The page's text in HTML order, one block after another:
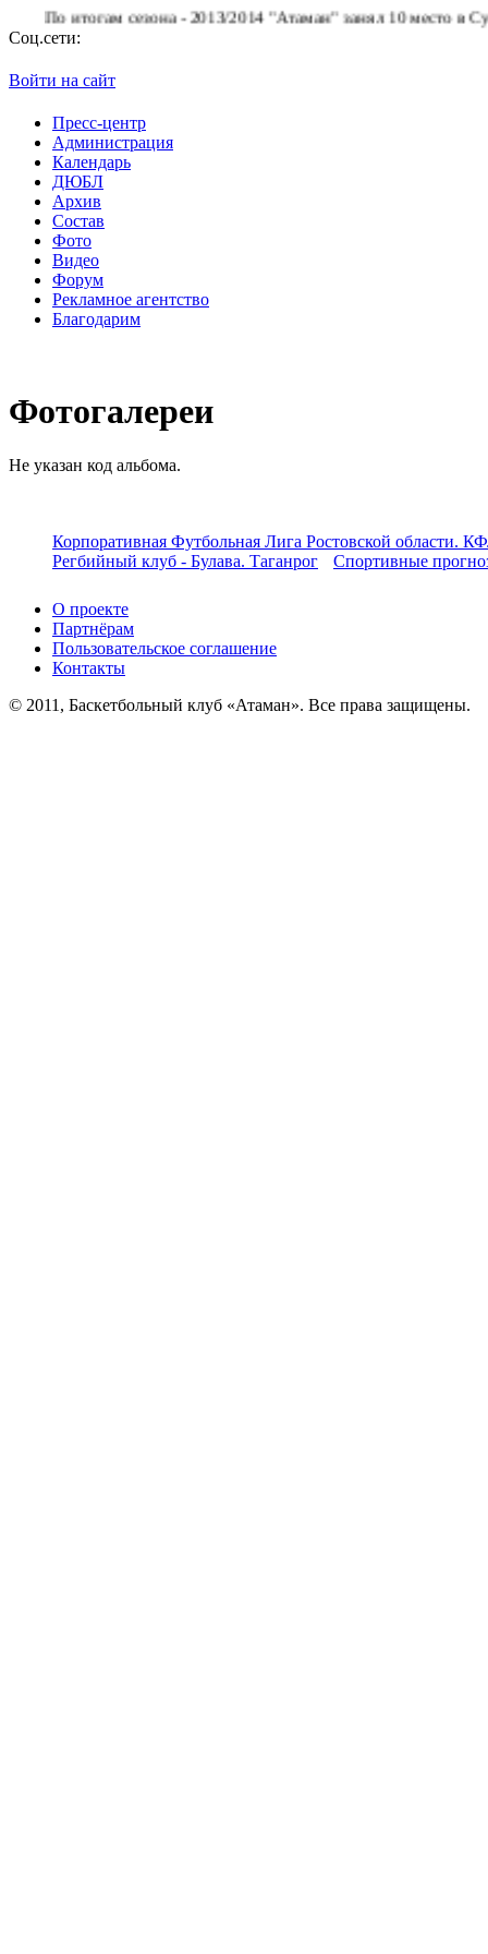
По итогам сезона - 2013/2014 "Атаман" занял 10 место в
Соц.сети:
Войти на сайт
Пресс-центр
Администрация
Календарь
ДЮБЛ
Архив
Состав
Фото
Видео
Форум
Рекламное агентство
Благодарим
Фотогалереи
Не указан код альбома.
Корпоративная Футбольная Лига Ростовской области.
Регбийный клуб - Булава. Таганрог
Спортивные
О проекте
Партнёрам
Пользовательское соглашение
Контакты
© 2011, Баскетбольный клуб «Атаман». Все права защищены.